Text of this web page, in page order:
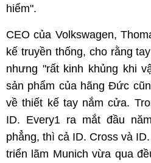
hiểm".
CEO của Volkswagen,
kế truyền thống, cho rằng
nhưng "rất kinh khủng khi
sản phẩm của hãng Đức
về thiết kế tay nắm cửa.
ID. Every1 ra mắt đầu
phẳng, thì cả ID. Cross và
triển lãm Munich vừa qua